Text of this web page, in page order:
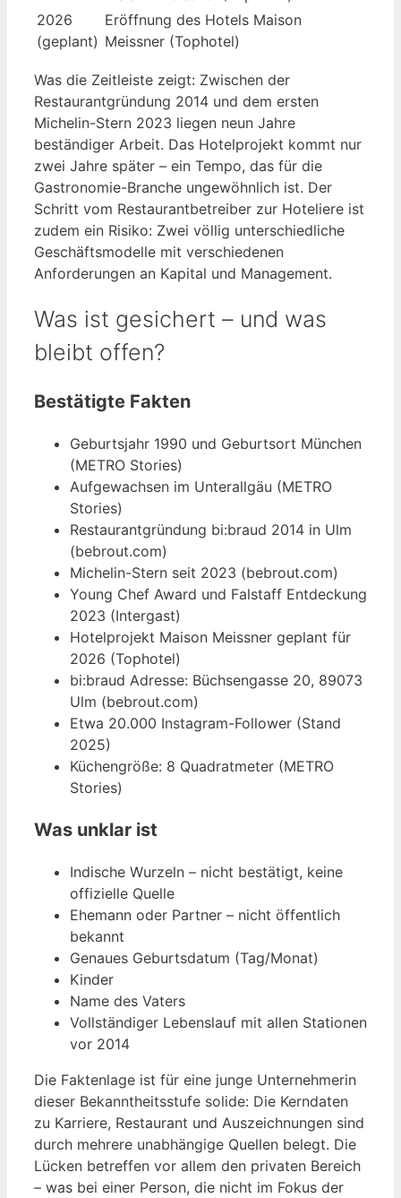
2026
(geplant)
Eröffnung des Hotels Maison
Meissner (Tophotel)
Was die Zeitleiste zeigt: Zwischen der
Restaurantgründung 2014 und dem ersten
Michelin-Stern 2023 liegen neun Jahre
beständiger Arbeit. Das Hotelprojekt kommt nur
zwei Jahre später – ein Tempo, das für die
Gastronomie-Branche ungewöhnlich ist. Der
Schritt vom Restaurantbetreiber zur Hoteliere ist
zudem ein Risiko: Zwei völlig unterschiedliche
Geschäftsmodelle mit verschiedenen
Anforderungen an Kapital und Management.
Was ist gesichert – und was
bleibt offen?
Bestätigte Fakten
Geburtsjahr 1990 und Geburtsort München
(METRO Stories)
Aufgewachsen im Unterallgäu (METRO
Stories)
Restaurantgründung bi:braud 2014 in Ulm
(bebrout.com)
Michelin-Stern seit 2023 (bebrout.com)
Young Chef Award und Falstaff Entdeckung
2023 (Intergast)
Hotelprojekt Maison Meissner geplant für
2026 (Tophotel)
bi:braud Adresse: Büchsengasse 20, 89073
Ulm (bebrout.com)
Etwa 20.000 Instagram-Follower (Stand
2025)
Küchengröße: 8 Quadratmeter (METRO
Stories)
Was unklar ist
Indische Wurzeln – nicht bestätigt, keine
offizielle Quelle
Ehemann oder Partner – nicht öffentlich
bekannt
Genaues Geburtsdatum (Tag/Monat)
Kinder
Name des Vaters
Vollständiger Lebenslauf mit allen Stationen
vor 2014
Die Faktenlage ist für eine junge Unternehmerin
dieser Bekanntheitsstufe solide: Die Kerndaten
zu Karriere, Restaurant und Auszeichnungen sind
durch mehrere unabhängige Quellen belegt. Die
Lücken betreffen vor allem den privaten Bereich
– was bei einer Person, die nicht im Fokus der